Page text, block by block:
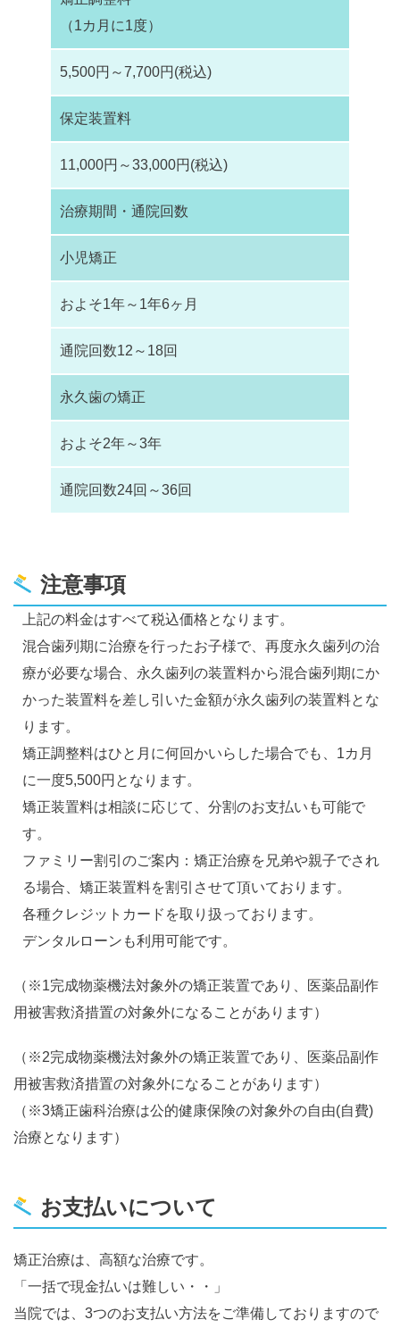
（1カ月に1度）
5,500円～7,700円(税込)
保定装置料
11,000円～33,000円(税込)
治療期間・通院回数
小児矯正
およそ1年～1年6ヶ月
通院回数12～18回
永久歯の矯正
およそ2年～3年
通院回数24回～36回
注意事項
上記の料金はすべて税込価格となります。
混合歯列期に治療を行ったお子様で、再度永久歯列の治
療が必要な場合、永久歯列の装置料から混合歯列期にか
かった装置料を差し引いた金額が永久歯列の装置料とな
ります。
矯正調整料はひと月に何回かいらした場合でも、1カ月
に一度5,500円となります。
矯正装置料は相談に応じて、分割のお支払いも可能で
す。
ファミリー割引のご案内：矯正治療を兄弟や親子でされ
る場合、矯正装置料を割引させて頂いております。
各種クレジットカードを取り扱っております。
デンタルローンも利用可能です。
（※1完成物薬機法対象外の矯正装置であり、医薬品副作
用被害救済措置の対象外になることがあります）
（※2完成物薬機法対象外の矯正装置であり、医薬品副作
用被害救済措置の対象外になることがあります）
（※3矯正歯科治療は公的健康保険の対象外の自由(自費)
治療となります）
お支払いについて
矯正治療は、高額な治療です。
「一括で現金払いは難しい・・」
当院では、3つのお支払い方法をご準備しておりますので